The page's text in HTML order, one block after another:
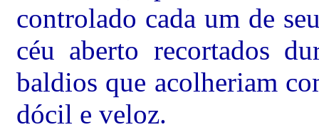
controlado cada um de
céu aberto recortados
baldios que acolheriam
dócil e veloz.